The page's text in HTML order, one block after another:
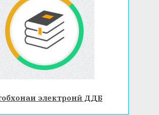
электронӣ ДДБ